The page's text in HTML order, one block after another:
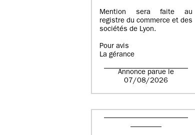
Mention sera faite au
registre du commerce et des
sociétés de Lyon.
Pour avis
La gérance
Annonce parue le
07/08/2026